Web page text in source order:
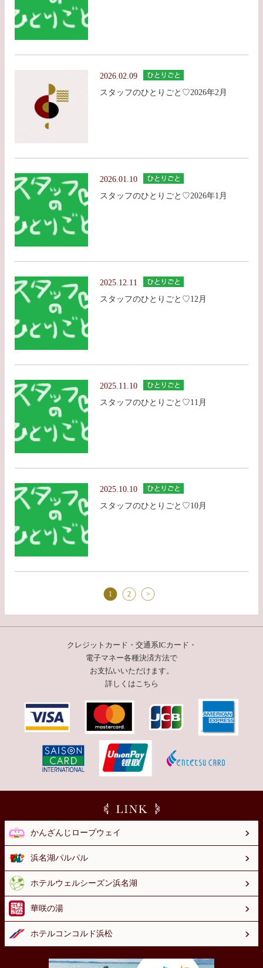
2026.02.09
スタッフのひとりごと♡2026年2月
2026.01.10
スタッフのひとりごと♡2026年1月
2025.12.11
スタッフのひとりごと♡12月
2025.11.10
スタッフのひとりごと♡11月
2025.10.10
スタッフのひとりごと♡10月
1 2 >
クレジットカード・交通系ICカード・
電子マネー各種決済方法で
お支払いいただけます。
詳しくはこちら
かんざんじロープウェイ
浜名湖パルパル
ホテルウェルシーズン浜名湖
華咲の湯
ホテルコンコルド浜松